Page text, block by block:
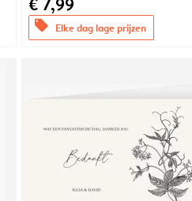
offers Elke dag lage prijzen